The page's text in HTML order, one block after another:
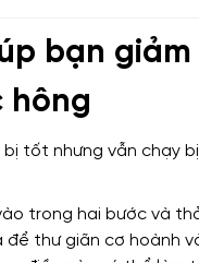
bạn
hông
bị tốt nhưng vẫn chạy
trong hai bước và
để thư giãn cơ hoành